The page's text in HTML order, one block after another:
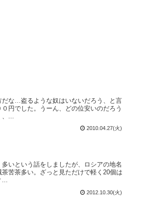
な…盗るような奴はいないだろう、と言
円でした。うーん、どの位安いのだろう
...
2010.04.27(火)
いという話をしましたが、ロシアの地名
苦茶多い。ざっと見ただけで軽く20個は
...
2012.10.30(火)